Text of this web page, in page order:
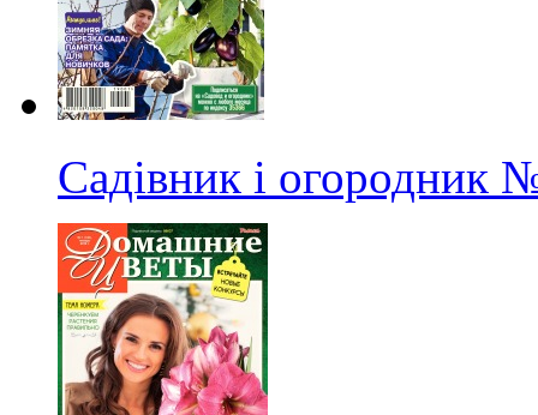
Садівник і огородник